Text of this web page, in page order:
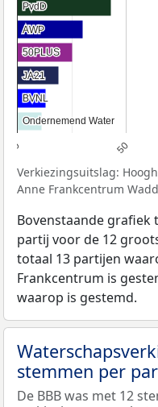
0 50
PvdD
PvdD
AWP
AWP
50PLUS
50PLUS
JA21
JA21
BVNL
BVNL
Ondernemend Water
Ondernemend Water
Verkiezingsuitslag:
Anne Frankcentrum
Bovenstaande
partij voor de 12
totaal 13 partijen
Frankcentrum is
waarop is gestemd.
stemmen per
De BBB was met 12